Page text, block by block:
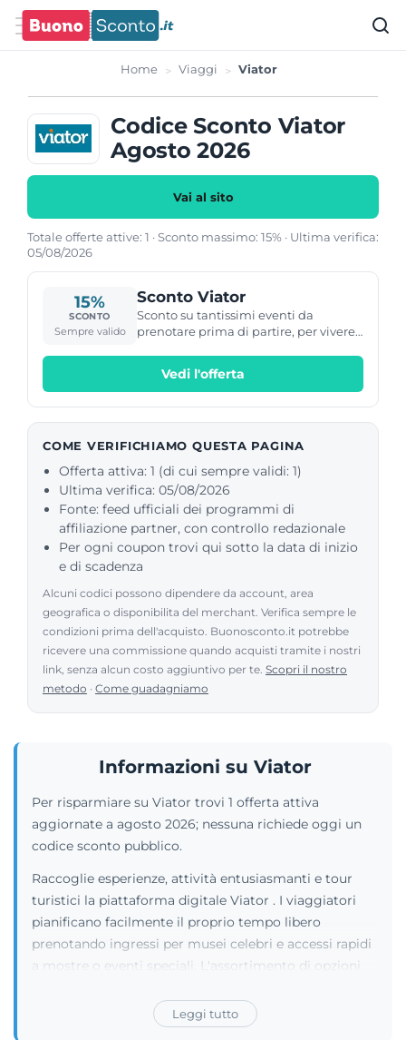
Home Viaggi Viator
Codice Sconto Viator
Agosto 2026
Vai al sito
Totale offerte attive: 1 · Sconto massimo: 15% · Ultima verifica:
05/08/2026
15%
SCONTO
Sempre valido
Sconto Viator
Sconto su tantissimi eventi da
prenotare prima di partire, per vivere
Vedi l'offerta
COME VERIFICHIAMO QUESTA PAGINA
Offerta attiva: 1 (di cui sempre validi: 1)
Ultima verifica: 05/08/2026
Fonte: feed ufficiali dei programmi di
affiliazione partner, con controllo redazionale
Per ogni coupon trovi qui sotto la data di inizio
e di scadenza
Alcuni codici possono dipendere da account, area
geografica o disponibilita del merchant. Verifica sempre le
condizioni prima dell'acquisto. Buonosconto.it potrebbe
ricevere una commissione quando acquisti tramite i nostri
link, senza alcun costo aggiuntivo per te. Scopri il nostro
metodo · Come guadagniamo
Informazioni su Viator
Per risparmiare su Viator trovi 1 offerta attiva
aggiornate a agosto 2026; nessuna richiede oggi un
codice sconto pubblico.
Raccoglie esperienze, attività entusiasmanti e tour
turistici la piattaforma digitale Viator . I viaggiatori
pianificano facilmente il proprio tempo libero
prenotando ingressi per musei celebri e accessi rapidi
a mostre o eventi speciali. L'assortimento di opzioni
gastronomiche. Chi cerca emozioni uniche trova
persino voli panoramici in mongolfiera e pass per
Leggi tutto